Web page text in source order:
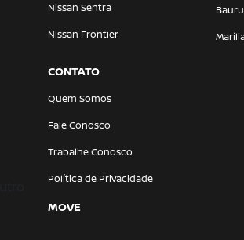
Nissan Sentra
Nissan Frontier
Bauru
CONTATO
Quem Somos
Fale Conosco
Trabalhe Conosco
Política de Privacidade
MOVE